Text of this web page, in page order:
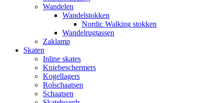
Wandelen
Wandelstokken
Nordic Walking stokken
Wandelrugtassen
Zaklamp
Skaten
Inline skates
Kniebeschermers
Kogellagers
Rolschaatsen
Schaatsen